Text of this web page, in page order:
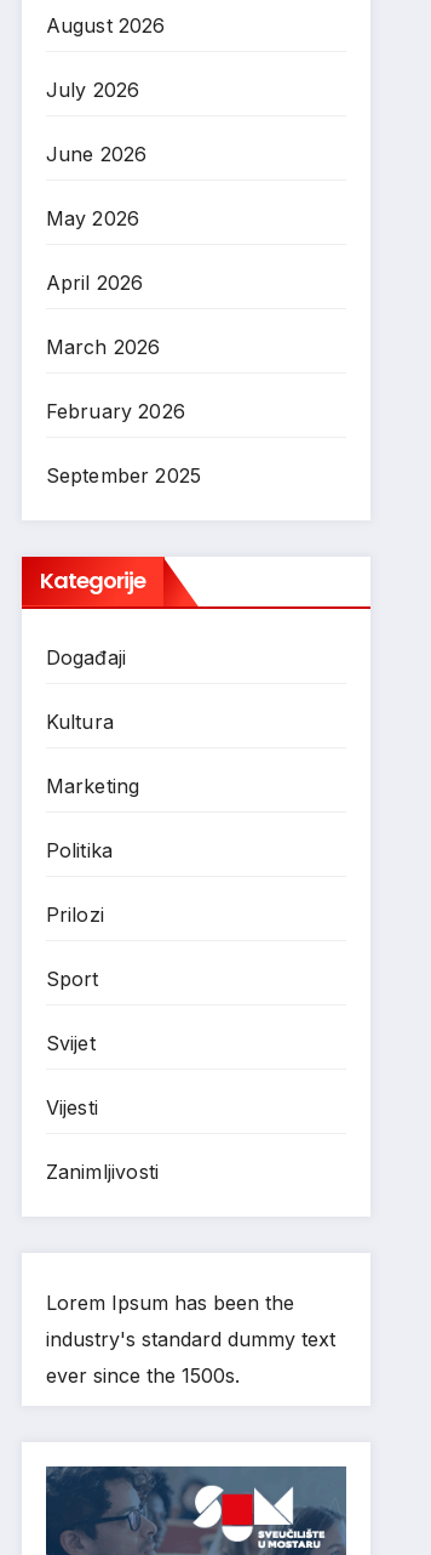
August 2026
July 2026
June 2026
May 2026
April 2026
March 2026
February 2026
September 2025
Kategorije
Događaji
Kultura
Marketing
Politika
Prilozi
Sport
Svijet
Vijesti
Zanimljivosti
Lorem Ipsum has been the
industry's standard dummy text
ever since the 1500s.